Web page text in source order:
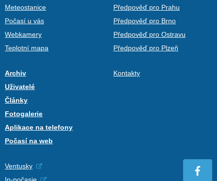
Meteostanice
Počasí u vás
Webkamery
Teplotní mapa
Předpověď pro Prahu
Předpověď pro Brno
Předpověď pro Ostravu
Předpověď pro Plzeň
Archiv
Uživatelé
Články
Fotogalerie
Aplikace na telefony
Počasí na web
Kontakty
Ventusky